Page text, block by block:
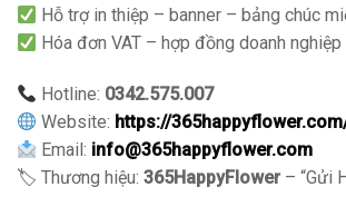
Hỗ trợ in thiệp – banner – bảng chúc
Hóa đơn VAT – hợp đồng doanh
Hotline: 0342.575.007
Website: https://
Email: info@365happyflower.com
🏷 Thương hiệu: 365HappyFlower– “Gửi